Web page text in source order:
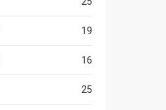
19
16
25